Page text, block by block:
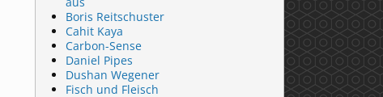
Boris Reitschuster
Cahit Kaya
Carbon-Sense
Daniel Pipes
Dushan Wegener
Fisch und Fleisch